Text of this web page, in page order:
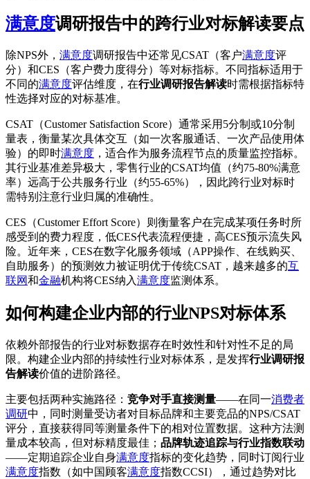
满意度调研报告中的跨行业对标解读要点
除NPS外， 满意度调研报告中还常见CSAT（客户满意度评
分）和CES（客户费力度得分）等对标指标。不同指标适用于
不同的满意度评估维度，在行业调研报告解读时需根据指标特
性选择对应的对标基准。
CSAT（Customer Satisfaction Score）通常采用5分制或10分制
量表，衡量某次具体交互（如一次客服通话、一次产品使用体
验）的即时满意度 ，适合作为服务流程节点的质量监控指标。
其行业基准差异极大，零售行业的CSAT均值（约75-80%满意
率）远高于公共服务行业（约55-65%），因此跨行业对标时
需特别注意行业归属的准确性。
CES（Customer Effort Score）则衡量客户在完成某项任务时所
感受到的费力程度，低CES代表流程便捷，高CES预示流失风
险。近年来，CES在数字化服务领域（APP操作、在线购买、
自助服务）的预测效力被证明优于传统CSAT，越来越多的互
联网和金融机构将CES纳入满意度监测体系。
如何构建企业内部的行业NPS对标体系
依赖外部报告的行业对标数据存在时效性和针对性不足的局
限。构建企业内部的持续性行业对标体系，是发挥行业调研报
告解读价值的进阶路径。
主要包括两种实施路径： 竞争对手直接测量——在同一消费者
调研中，同时测量受访者对目标品牌和主要竞品的NPS/CSAT
评分，直接获得同等测量条件下的相对位置数据。这种方法测
量成本较高，但对标精度最佳； 品牌轨迹追踪与行业指数联动
——定期追踪企业自身满意度指标的变化趋势，同时订阅行业
满意度指数（如中国顾客满意度指数CCSI），通过趋势对比